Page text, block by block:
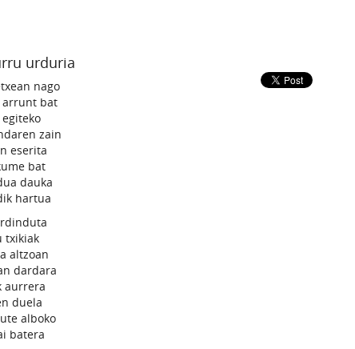
urduria
nago
arrunt bat
zain
eserita
bat
dauka
hartua
txikiak
altzoan
dardara
aurrera
duela
alboko
batera